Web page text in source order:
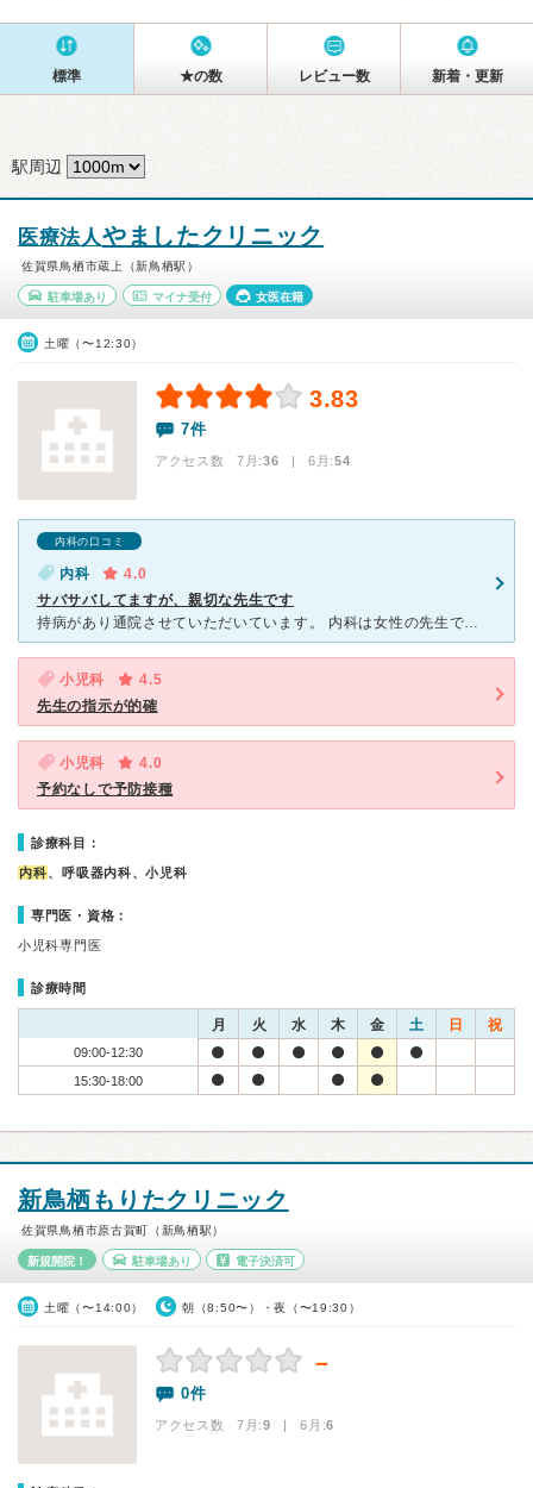
標準 ★の数 レビュー数 新着・更新
駅周辺
医療法人やましたクリニック
佐賀県鳥栖市蔵上（新鳥栖駅）
駐車場あり マイナ受付 女医在籍
土曜（〜12:30）
3.83
7件
アクセス数 7月:36 | 6月:54
内科の口コミ
内科
4.0
サバサバしてますが、親切な先生です
持病があり通院させていただいています。 内科は女性の先生です。 先生は良い意味でサバサバしていますが、こちらの話を きちんと目を見て聞いてくれ、ひとつひとつ答えてくれます。 患者さんが多い時で
小児科
4.5
先生の指示が的確
小児科
4.0
予約なしで予防接種
診療科目：
内科、呼吸器内科、小児科
専門医・資格：
小児科専門医
診療時間
月 火 水 木 金 土 日 祝
09:00-12:30
15:30-18:00
新鳥栖もりたクリニック
佐賀県鳥栖市原古賀町（新鳥栖駅）
新規開院！ 駐車場あり 電子決済可
土曜（〜14:00） 朝（8:50〜）・夜（〜19:30）
－
0件
アクセス数 7月:9 | 6月:6